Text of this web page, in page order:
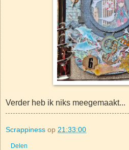
Verder heb ik niks meegemaakt...
Scrappiness op 21:33:00
Delen